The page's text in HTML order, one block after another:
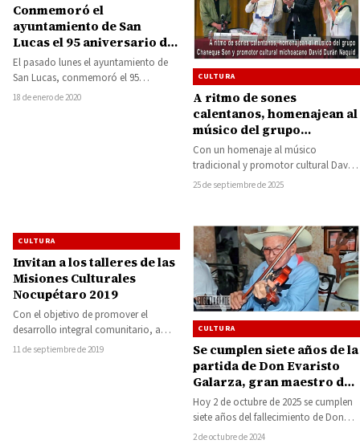
Conmemoró el
ayuntamiento de San
Lucas el 95 aniversario de
su elevación a rango de
municipio
El pasado lunes el ayuntamiento de
San Lucas, conmemoró el 95
aniversario de la elevación a rango
18 de enero de 2020
CULTURA
A ritmo de sones
calentanos, homenajean al
músico del grupo
Chaneque Son y promotor
cultural michoacano
David Durán Naquid
Con un homenaje al músico
tradicional y promotor cultural David
Durán Naquid y al ritmo de sones
25 de septiembre de 2025
CULTURA
Invitan a los talleres de las
Misiones Culturales
Nocupétaro 2019
Con el objetivo de promover el
desarrollo integral comunitario, a
través de la capacitación para el
11 de septiembre de 2019
CULTURA
Se cumplen siete años de la
partida de Don Evaristo
Galarza, gran maestro del
violín de Tierra Caliente
Hoy 2 de octubre de 2025 se cumplen
siete años del fallecimiento de Don
Evaristo Galarza Castillo, maestro…
2 de octubre de 2024